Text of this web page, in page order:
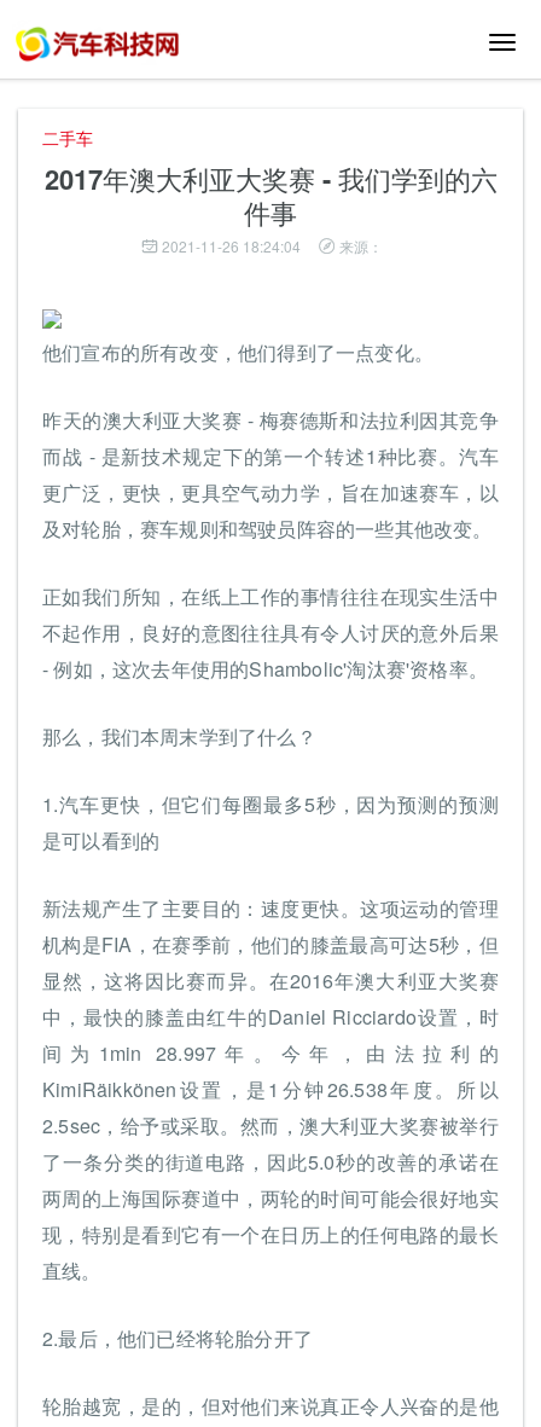
切
二手车
2017年澳大利亚大奖赛 - 我们学到的六
件事
2021-11-26 18:24:04 来源：
他们宣布的所有改变，他们得到了一点变化。
昨天的澳大利亚大奖赛 - 梅赛德斯和法拉利因其竞争
而战 - 是新技术规定下的第一个转述1种比赛。汽车
更广泛，更快，更具空气动力学，旨在加速赛车，以
及对轮胎，赛车规则和驾驶员阵容的一些其他改变。
正如我们所知，在纸上工作的事情往往在现实生活中
不起作用，良好的意图往往具有令人讨厌的意外后果
- 例如，这次去年使用的Shambolic'淘汰赛'资格率。
那么，我们本周末学到了什么？
1.汽车更快，但它们每圈最多5秒，因为预测的预测
是可以看到的
新法规产生了主要目的：速度更快。这项运动的管理
机构是FIA，在赛季前，他们的膝盖最高可达5秒，但
显然，这将因比赛而异。在2016年澳大利亚大奖赛
中，最快的膝盖由红牛的Daniel Ricciardo设置，时
间为1min 28.997年。今年，由法拉利的
KimiRäikkönen设置，是1分钟26.538年度。所以
2.5sec，给予或采取。然而，澳大利亚大奖赛被举行
了一条分类的街道电路，因此5.0秒的改善的承诺在
两周的上海国际赛道中，两轮的时间可能会很好地实
现，特别是看到它有一个在日历上的任何电路的最长
直线。
2.最后，他们已经将轮胎分开了
轮胎越宽，是的，但对他们来说真正令人兴奋的是他